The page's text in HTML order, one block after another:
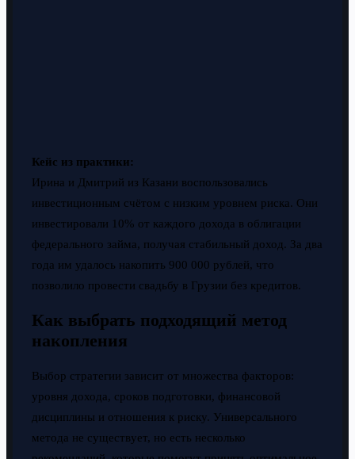
Кейс из практики:
Ирина и Дмитрий из Казани воспользовались
инвестиционным счётом с низким уровнем риска. Они
инвестировали 10% от каждого дохода в облигации
федерального займа, получая стабильный доход. За два
года им удалось накопить 900 000 рублей, что
позволило провести свадьбу в Грузии без кредитов.
Как выбрать подходящий метод
накопления
Выбор стратегии зависит от множества факторов:
уровня дохода, сроков подготовки, финансовой
дисциплины и отношения к риску. Универсального
метода не существует, но есть несколько